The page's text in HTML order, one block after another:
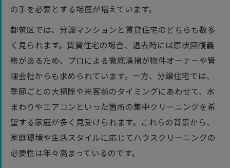
の手を必要とする場面が増えています。
都筑区では、分譲マンションと賃貸住宅のどちらも数多
く見られます。賃貸住宅の場合、退去時には原状回復義
務があるため、プロによる徹底清掃が物件オーナーや管
理会社からも求められています。一方、分譲住宅では、
季節ごとの大掃除や来客前のタイミングにあわせて、水
まわりやエアコンといった箇所の集中クリーニングを希
望する家庭が多く見受けられます。これらの背景から、
家庭環境や生活スタイルに応じてハウスクリーニングの
必要性は年々高まっているのです。